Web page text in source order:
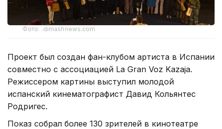
Фото: .dimashnews.com
Проект был создан фан-клубом артиста в Испании
совместно с ассоциацией La Gran Voz Kazaja.
Режиссером картины выступил молодой
испанский кинематографист Давид Кольянтес
Родригес.
Показ собрал более 130 зрителей в кинотеатре